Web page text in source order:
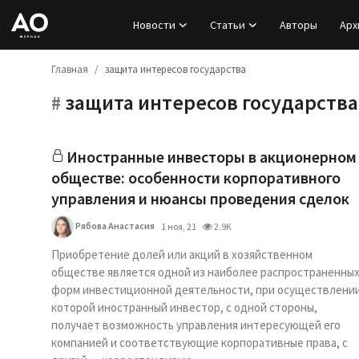
Новости Статьи Авторы
Регистрация
Новости
Авторы
База знаний
Подписка
Главная защита интересов государства
# защита интересов государства
Иностранные инвесторы в акционерном
обществе: особенности корпоративного
управления и нюансы проведения сделок
Рябова Анастасия 1 ноя, 21 2.9K
Приобретение долей или акций в хозяйственном
обществе является одной из наиболее распространенных
форм инвестиционной деятельности, при
которой иностранный инвестор, с одной стороны,
получает возможность управления интересующей его
компанией и соответствующие корпоративные права, с